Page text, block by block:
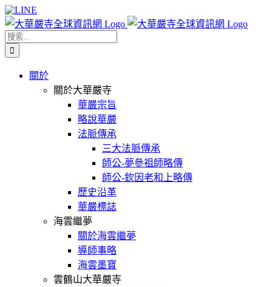
Skip
to
content
Facebook
X
WeChat
YouTube
LINE
搜
索
關於
關於大華嚴寺
華嚴宗旨
略說華嚴
法脈傳承
三大法脈傳承
師公-夢參祖師略傳
師公-欽因老和上略傳
歷史沿革
華嚴標誌
海雲繼夢
關於海雲繼夢
導師事略
海雲墨寶
雲鶴山大華嚴寺